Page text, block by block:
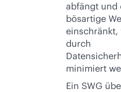
abfängt und
bösartige
durch
minimiert
Ein SWG